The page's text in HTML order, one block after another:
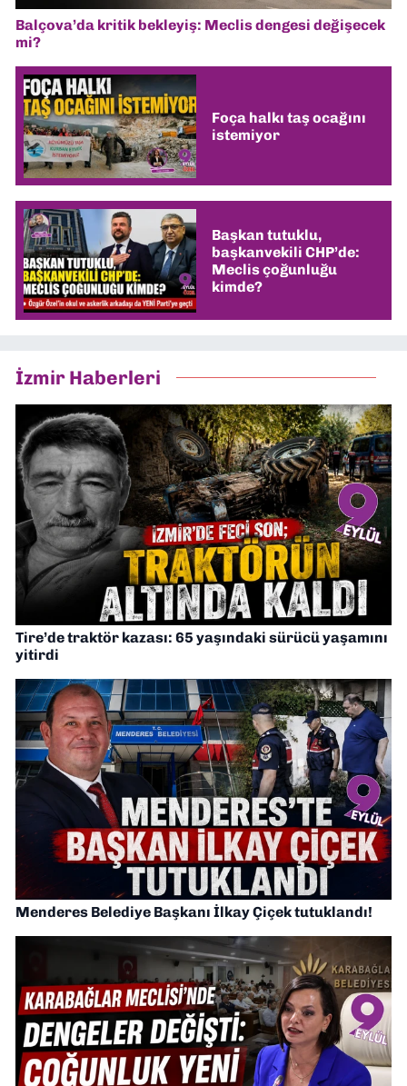
Balçova’da kritik bekleyiş: Meclis dengesi değişecek
mi?
Foça halkı taş ocağını
istemiyor
Başkan tutuklu,
başkanvekili CHP’de:
Meclis çoğunluğu
kimde?
İzmir Haberleri
Tire’de traktör kazası: 65 yaşındaki sürücü yaşamını
yitirdi
Menderes Belediye Başkanı İlkay Çiçek tutuklandı!